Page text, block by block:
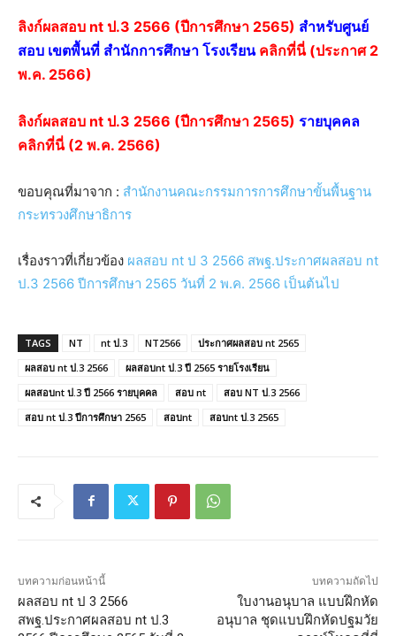
ลิงก์ผลสอบ nt ป.3 2566 (ปีการศึกษา 2565) สำหรับศูนย์
สอบ เขตพื้นที่ สำนักการศึกษา โรงเรียนคลิกที่นี่ (ประกาศ 2
พ.ค. 2566)
ลิงก์ผลสอบ nt ป.3 2566 (ปีการศึกษา 2565) รายบุคคล
คลิกที่นี่ (2 พ.ค. 2566)
ขอบคุณที่มาจาก : สำนักงานคณะกรรมการการศึกษาขั้นพื้นฐาน
กระทรวงศึกษาธิการ
เรื่องราวที่เกี่ยวข้อง ผลสอบ nt ป 3 2566 สพฐ.ประกาศผลสอบ nt
ป.3 2566 ปีการศึกษา 2565 วันที่ 2 พ.ค. 2566 เป็นต้นไป
TAGS NT nt ป.3 NT2566
ประกาศผลสอบ nt 2565
ผลสอบ nt ป.3 2566
ผลสอบnt ป.3 ปี 2565 รายโรงเรียน
ผลสอบnt ป.3 ปี 2566 รายบุคคล
สอบ nt
สอบ NT ป.3 2566
สอบ nt ป.3 ปีการศึกษา 2565
สอบnt สอบnt ป.3 2565
บทความก่อนหน้านี้
ผลสอบ nt ป 3 2566
สพฐ.ประกาศผลสอบ nt ป.3
บทความถัดไป
ใบงานอนุบาล แบบฝึกหัด
อนุบาล ชุดแบบฝึกหัดปฐมวัย